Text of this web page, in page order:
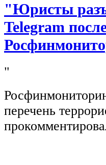
"Юристы
Telegram
"
перечень